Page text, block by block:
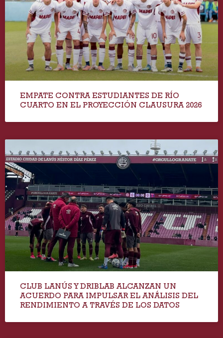
EMPATE CONTRA ESTUDIANTES DE RÍO
CUARTO EN EL PROYECCIÓN CLAUSURA 2026
CLUB LANÚS Y DRIBLAB ALCANZAN UN
ACUERDO PARA IMPULSAR EL ANÁLISIS DEL
RENDIMIENTO A TRAVÉS DE LOS DATOS